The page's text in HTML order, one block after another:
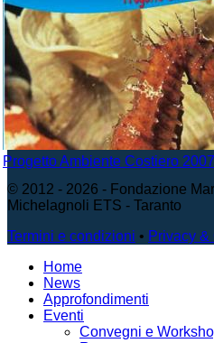
Progetto Ambiente Costiero 2007
© 2012 - 2026 - Fondazione
Michelagnoli ETS - Taranto
Termini e condizioni • Privacy &
Home
News
Approfondimenti
Eventi
Convegni e